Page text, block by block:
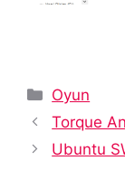
Kategoriler
Oyun
Torque
Ubuntu